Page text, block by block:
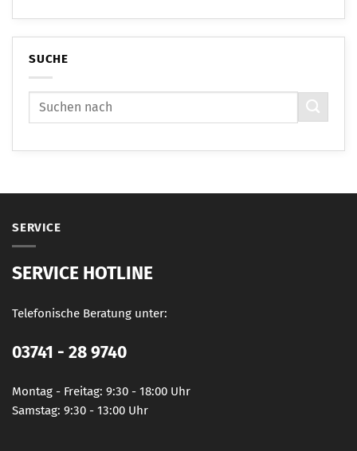
SUCHE
SERVICE
SERVICE HOTLINE
Telefonische Beratung unter:
03741 - 28 9740
Montag - Freitag: 9:30 - 18:00 Uhr
Samstag: 9:30 - 13:00 Uhr